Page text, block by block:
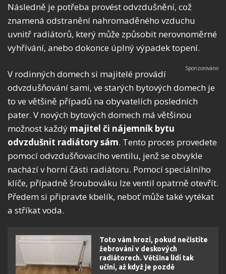
Následně je potřeba provést odvzdušnění, což
znamená odstranění nahromaděného vzduchu
uvnitř radiátorů, který může způsobit nerovnoměrné
vyhřívání, anebo dokonce úplný výpadek topení.
V rodinných domech si majitelé provádí
odvzdušňování sami, ve starých bytových domech je
to ve většině případů na obyvatelích posledních
pater. V nových bytových domech má většinou
možnost každý majitel či nájemník bytu
odvzdušnit radiátory sám. Tento proces provedete
pomocí odvzdušňovacího ventilu, jenž se obvykle
nachází v horní části radiátoru. Pomocí speciálního
klíče, případně šroubováku lze ventil opatrně otevřít.
Předem si připravte kbelík, neboť může také vytékat
a stříkat voda.
Toto vám hrozí, pokud nečistíte
žebrování v deskových
radiátorech. Většina lidí tak
učiní, až když je pozdě